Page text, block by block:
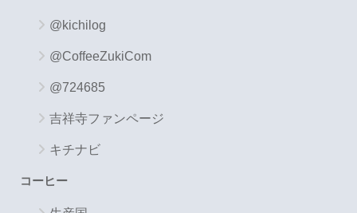
@kichilog
@CoffeeZukiCom
@724685
吉祥寺ファンページ
キチナビ
コーヒー